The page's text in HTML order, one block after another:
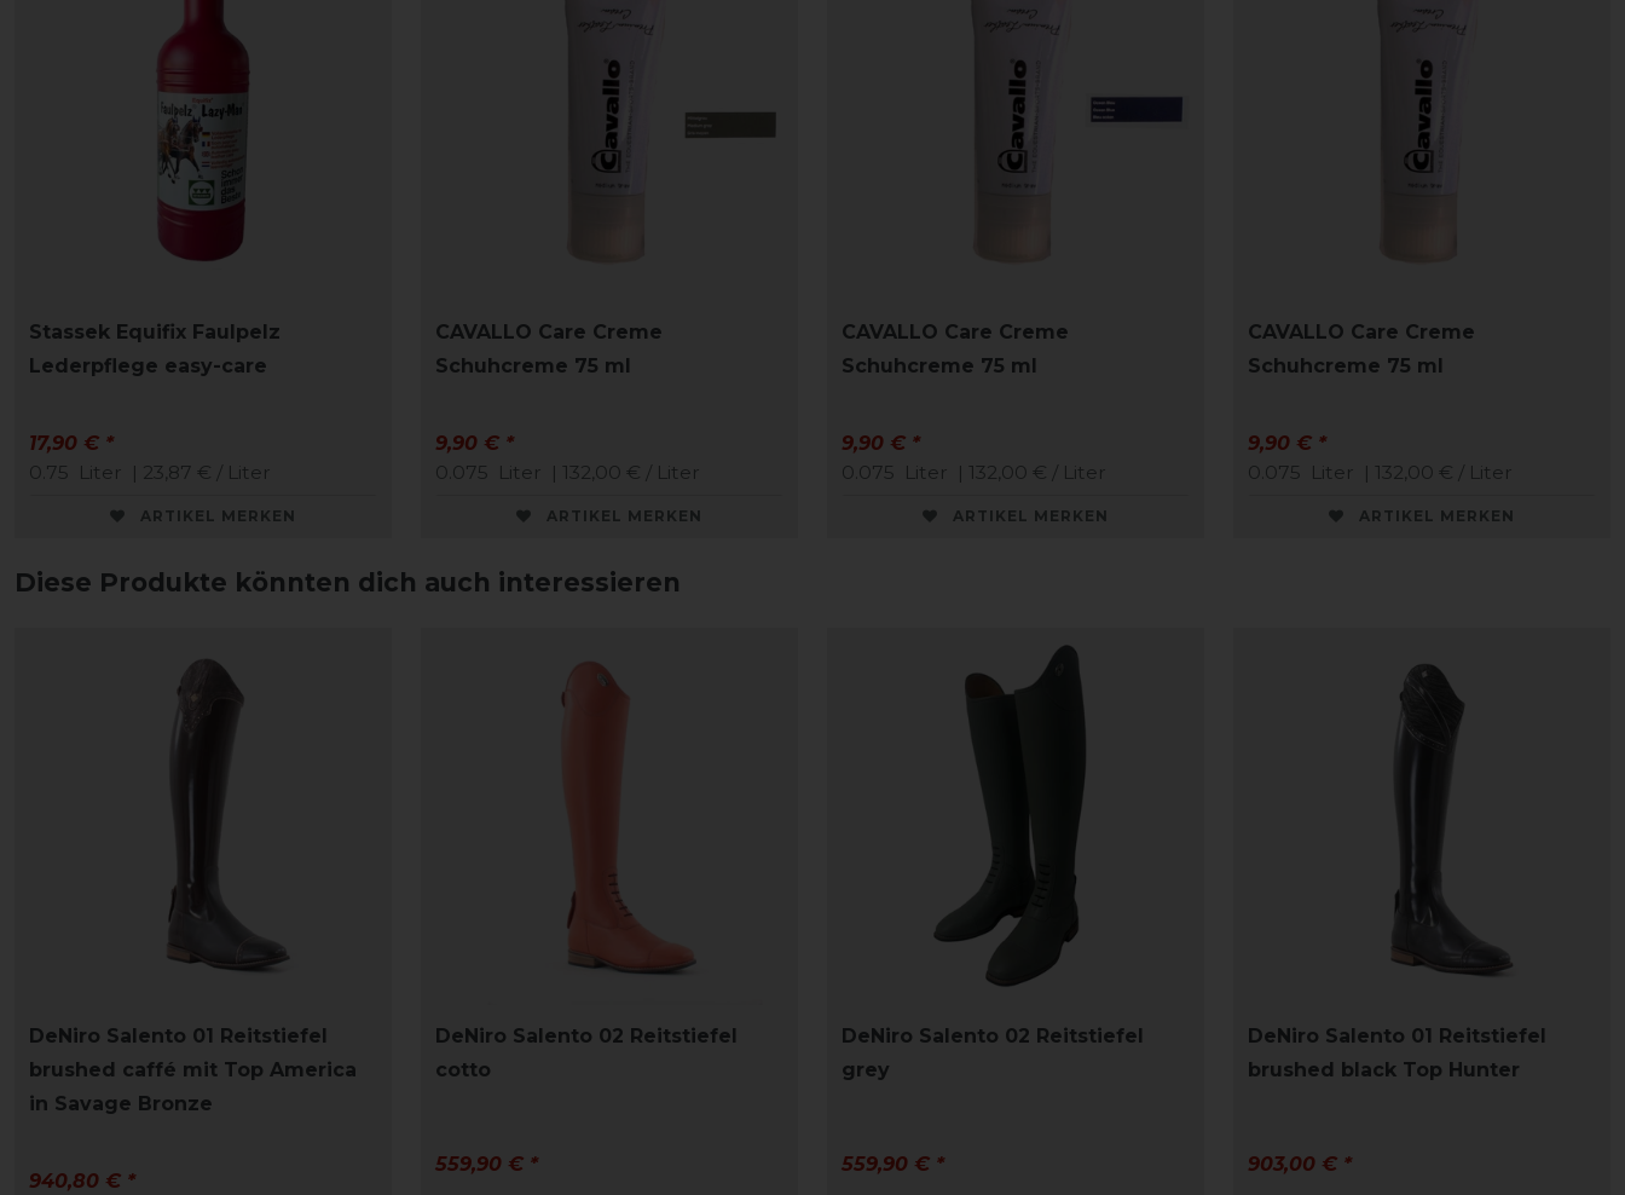
Stassek Equifix Faulpelz
Lederpflege easy-care
17,90 € *
0.75 Liter | 23,87 € / Liter
ARTIKEL MERKEN
CAVALLO Care Creme
Schuhcreme 75 ml
9,90 € *
0.075 Liter | 132,00 € / Liter
ARTIKEL MERKEN
CAVALLO Care Creme
Schuhcreme 75 ml
9,90 € *
0.075 Liter | 132,00 € / Liter
ARTIKEL MERKEN
CAVALLO Care Creme
Schuhcreme 75 ml
9,90 € *
0.075 Liter | 132,00 € / Liter
ARTIKEL MERKEN
Diese Produkte könnten dich auch interessieren
DeNiro Salento 01 Reitstiefel
brushed caffé mit Top America
in Savage Bronze
940,80 € *
DeNiro Salento 02 Reitstiefel
cotto
559,90 € *
DeNiro Salento 02 Reitstiefel
grey
559,90 € *
DeNiro Salento 01 Reitstiefel
brushed black Top Hunter
903,00 € *